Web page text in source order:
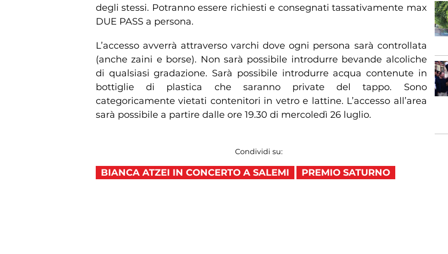
degli stessi. Potranno essere richiesti e consegnati tassativamente max
DUE PASS a persona.
L’accesso avverrà attraverso varchi dove ogni persona sarà controllata
(anche zaini e borse). Non sarà possibile introdurre bevande alcoliche
di qualsiasi gradazione. Sarà possibile introdurre acqua contenute in
bottiglie di plastica che saranno private del tappo. Sono
categoricamente vietati contenitori in vetro e lattine. L’accesso all’area
sarà possibile a partire dalle ore 19.30 di mercoledì 26 luglio.
Condividi su:
BIANCA ATZEI IN CONCERTO A SALEMI PREMIO SATURNO